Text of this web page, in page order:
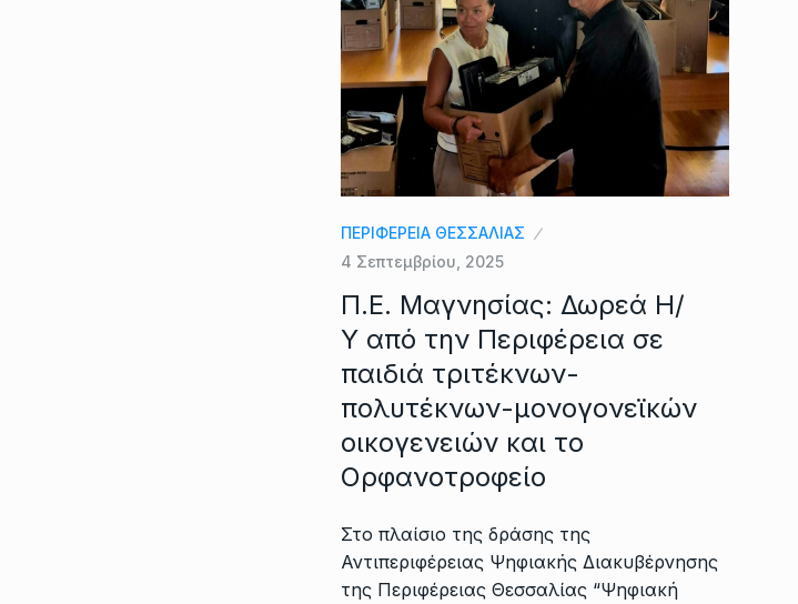
ΠΕΡΙΦΕΡΕΙΑ ΘΕΣΣΑΛΙΑΣ
4 Σεπτεμβρίου, 2025
Π.Ε. Μαγνησίας: Δωρεά Η/
Υ από την Περιφέρεια σε
παιδιά τριτέκνων-
πολυτέκνων-μονογονεϊκών
οικογενειών και το
Ορφανοτροφείο
Στο πλαίσιο της δράσης της
Αντιπεριφέρειας Ψηφιακής Διακυβέρνησης
της Περιφέρειας Θεσσαλίας “Ψηφιακή